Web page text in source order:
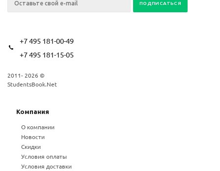
+7 495 181-00-49
+7 495 181-15-05
2011- 2026 ©
StudentsBook.Net
Компания
О компании
Новости
Скидки
Условия оплаты
Условия доставки